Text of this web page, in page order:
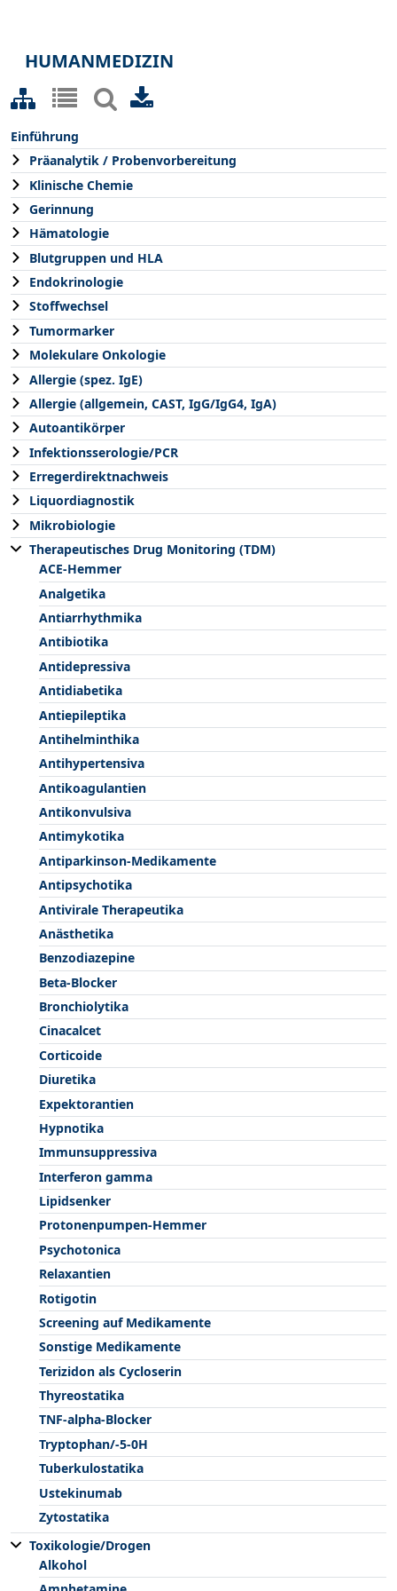
HUMANMEDIZIN
Einführung
Präanalytik / Probenvorbereitung
Klinische Chemie
Gerinnung
Hämatologie
Blutgruppen und HLA
Endokrinologie
Stoffwechsel
Tumormarker
Molekulare Onkologie
Allergie (spez. IgE)
Allergie (allgemein, CAST, IgG/IgG4, IgA)
Autoantikörper
Infektionsserologie/PCR
Erregerdirektnachweis
Liquordiagnostik
Mikrobiologie
Therapeutisches Drug Monitoring (TDM)
ACE-Hemmer
Analgetika
Antiarrhythmika
Antibiotika
Antidepressiva
Antidiabetika
Antiepileptika
Antihelminthika
Antihypertensiva
Antikoagulantien
Antikonvulsiva
Antimykotika
Antiparkinson-Medikamente
Antipsychotika
Antivirale Therapeutika
Anästhetika
Benzodiazepine
Beta-Blocker
Bronchiolytika
Cinacalcet
Corticoide
Diuretika
Expektorantien
Hypnotika
Immunsuppressiva
Interferon gamma
Lipidsenker
Protonenpumpen-Hemmer
Psychotonica
Relaxantien
Rotigotin
Screening auf Medikamente
Sonstige Medikamente
Terizidon als Cycloserin
Thyreostatika
TNF-alpha-Blocker
Tryptophan/-5-0H
Tuberkulostatika
Ustekinumab
Zytostatika
Toxikologie/Drogen
Alkohol